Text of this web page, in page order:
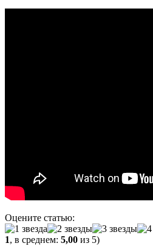
Оцените статью:
1, в среднем: 5,00 из 5)